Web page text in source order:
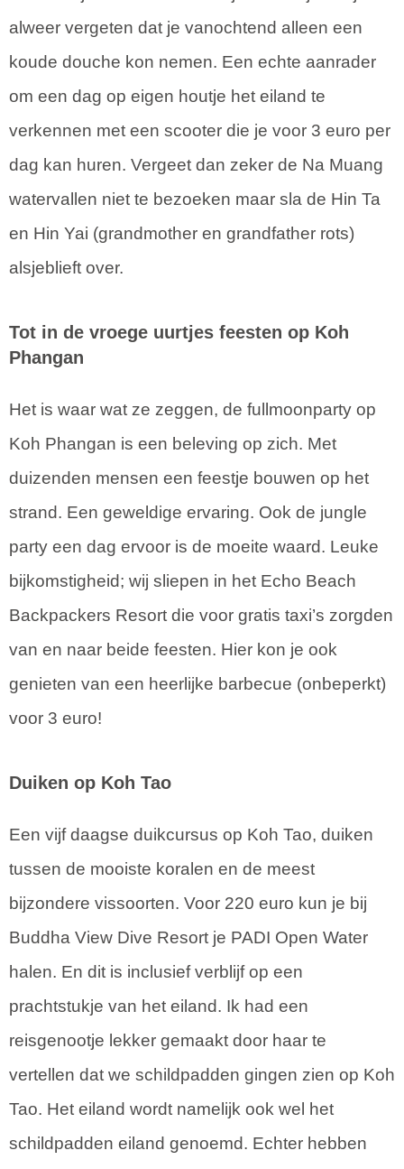
alweer vergeten dat je vanochtend alleen een
koude douche kon nemen. Een echte aanrader
om een dag op eigen houtje het eiland te
verkennen met een scooter die je voor 3 euro per
dag kan huren. Vergeet dan zeker de Na Muang
watervallen niet te bezoeken maar sla de Hin Ta
en Hin Yai (grandmother en grandfather rots)
alsjeblieft over.
Tot in de vroege uurtjes feesten op Koh
Phangan
Het is waar wat ze zeggen, de fullmoonparty op
Koh Phangan is een beleving op zich. Met
duizenden mensen een feestje bouwen op het
strand. Een geweldige ervaring. Ook de jungle
party een dag ervoor is de moeite waard. Leuke
bijkomstigheid; wij sliepen in het Echo Beach
Backpackers Resort die voor gratis taxi’s zorgden
van en naar beide feesten. Hier kon je ook
genieten van een heerlijke barbecue (onbeperkt)
voor 3 euro!
Duiken op Koh Tao
Een vijf daagse duikcursus op Koh Tao, duiken
tussen de mooiste koralen en de meest
bijzondere vissoorten. Voor 220 euro kun je bij
Buddha View Dive Resort je PADI Open Water
halen. En dit is inclusief verblijf op een
prachtstukje van het eiland. Ik had een
reisgenootje lekker gemaakt door haar te
vertellen dat we schildpadden gingen zien op Koh
Tao. Het eiland wordt namelijk ook wel het
schildpadden eiland genoemd. Echter hebben